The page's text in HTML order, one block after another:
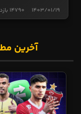
14790 بازدید 1403/01/19
آخرین